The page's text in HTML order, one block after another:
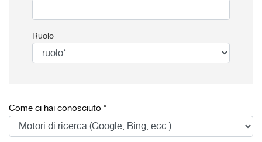
Ruolo
Come ci hai conosciuto *